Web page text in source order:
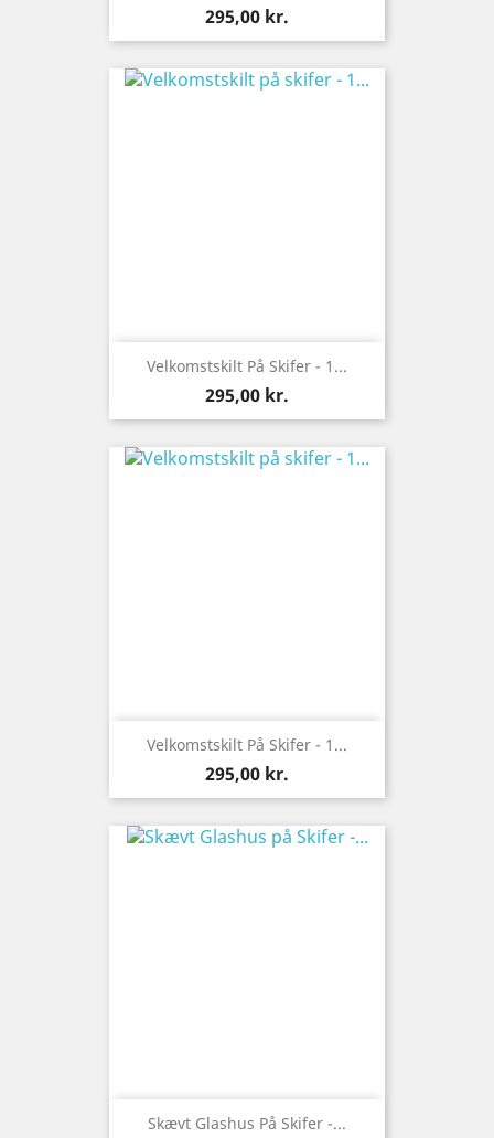
Pris
295,00 kr.
Velkomstskilt På Skifer - 1...
Pris
295,00 kr.
Velkomstskilt På Skifer - 1...
Pris
295,00 kr.
Skævt Glashus På Skifer -...